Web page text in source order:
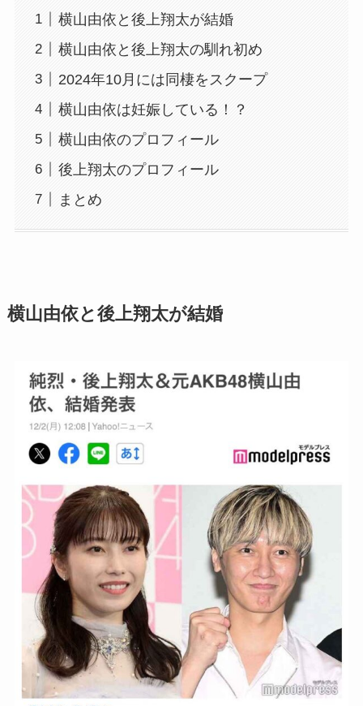
横山由依と後上翔太が結婚
横山由依と後上翔太の馴れ初め
2024年10月には同棲をスクープ
横山由依は妊娠している！？
横山由依のプロフィール
後上翔太のプロフィール
まとめ
横山由依と後上翔太が結婚